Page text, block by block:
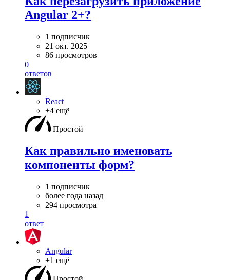
Angular 2+?
1 подписчик
21 окт. 2025
86 просмотров
0
ответов
React
+4 ещё
Простой
Как правильно именовать
компоненты форм?
1 подписчик
более года назад
294 просмотра
1
ответ
Angular
+1 ещё